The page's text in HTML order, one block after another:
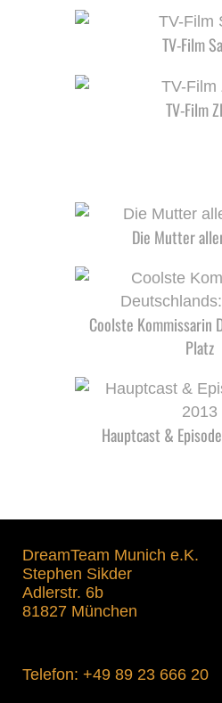
TV-Film
TV-Film
Die Mutter
Coolste Kommissarin
Platz
Hauptcast &
DreamTeam Munich e.K.
Stephen Sikder
Adlerstr. 6b
81827 München
Telefon: +49 89 23 666 20